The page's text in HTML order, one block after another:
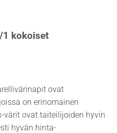
1 kokoiset
ovat
on erinomainen
värit ovat taiteilijoiden hyvin
hyvän hinta-